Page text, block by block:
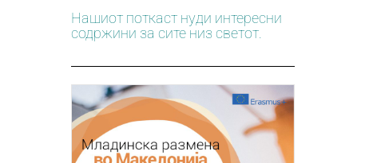
Нашиот поткаст нуди интересни
содржини за сите низ светот.